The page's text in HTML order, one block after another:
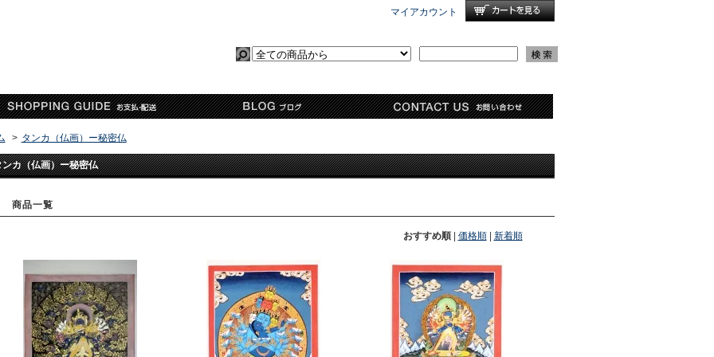
マイアカウント
> タンカ（仏画）ー秘密仏
ンカ（仏画）ー秘密仏
商品一覧
おすすめ順| 価格順| 新着順